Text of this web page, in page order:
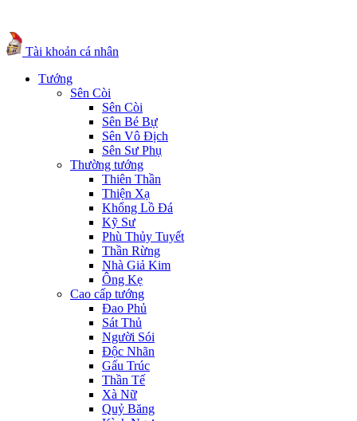
Tài khoản cá nhân
Tướng
Sên Còi
Sên Còi
Sên Bé Bự
Sên Vô Địch
Sên Sư Phụ
Thường tướng
Thiên Thần
Thiện Xạ
Khổng Lồ Đá
Kỹ Sư
Phù Thủy Tuyết
Thần Rừng
Nhà Giả Kim
Ông Kẹ
Cao cấp tướng
Đao Phủ
Sát Thủ
Người Sói
Độc Nhãn
Gấu Trúc
Thần Tế
Xà Nữ
Quỷ Băng